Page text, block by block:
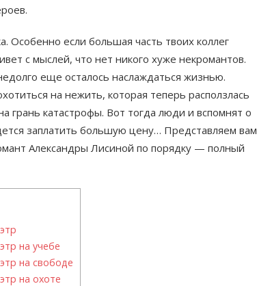
Особенно если большая часть твоих коллег
с мыслей, что нет никого хуже некромантов.
еще осталось наслаждаться жизнью.
на нежить, которая теперь расползлась
грань катастрофы. Вот тогда люди и вспомнят о
заплатить большую цену… Представляем вам
Александры Лисиной по порядку — полный
на учебе
на свободе
на охоте